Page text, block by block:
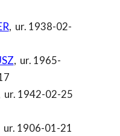
, ur. 1938-02-
, ur. 1965-
ur. 1942-02-25
ur. 1906-01-21